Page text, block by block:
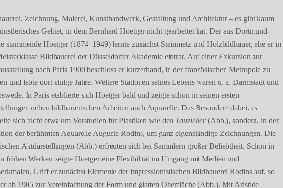
Zeichnung, Malerei, Kunsthandwerk, Gestaltung und Architektur – es gibt kaum
Gebiet, in dem Bernhard Hoetger nicht gearbeitet hat. Der aus Dortmund-
stammende Hoetger (1874–1949) lernte zunächst Steinmetz und Holzbildhauer, ehe er in
Bildhauerei der Düsseldorfer Akademie eintrat. Auf einer Exkursion zur
nach Paris 1900 beschloss er kurzerhand, in der französischen Metropole zu
und lebte dort einige Jahre. Weitere Stationen seines Lebens waren u. a. Darmstadt und
In Paris etablierte sich Hoetger bald und zeigte schon in seinen ersten
neben bildhauerischen Arbeiten auch Aquarelle. Das Besondere dabei: es
sich nicht etwa um Vorstudien für Plastiken wie den Tauzieher(Abb.), sondern, in der
der berühmten Aquarelle Auguste Rodins, um ganz eigenständige Zeichnungen. Die
Aktdarstellungen (Abb.) erfreuten sich bei Sammlern großer Beliebtheit. Schon in
frühen Werken zeigte Hoetger eine Flexibilität im Umgang mit Medien und
Griff er zunächst Elemente der impressionistischen Bildhauerei Rodins auf, so
ab 1905 zur Vereinfachung der Form und glatten Oberfläche (Abb.). Mit Aristide